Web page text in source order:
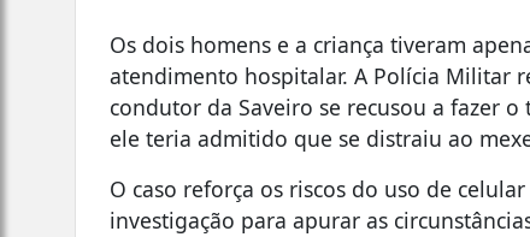
Os dois homens e a criança tiveram
atendimento hospitalar. A Polícia Militar
condutor da Saveiro se recusou a fazer
ele teria admitido que se distraiu ao
O caso reforça os riscos do uso de
investigação para apurar as